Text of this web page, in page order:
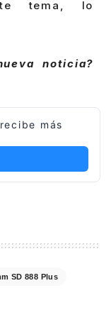
tema, lo
noticia?
más
SD 888 Plus